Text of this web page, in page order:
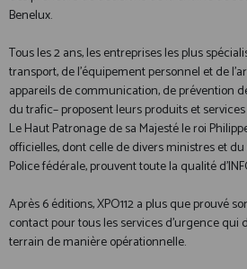
Benelux.
Tous les 2 ans, les entreprises les plus
transport, de l’équipement personnel et de
appareils de communication, de prévention
du trafic– proposent leurs produits et
Le Haut Patronage de sa Majesté le roi
officielles, dont celle de divers ministres et
Police fédérale, prouvent toute la qualité
Après 6 éditions, XPO112 a plus que prouvé
contact pour tous les services d’urgence qui
terrain de manière opérationnelle.